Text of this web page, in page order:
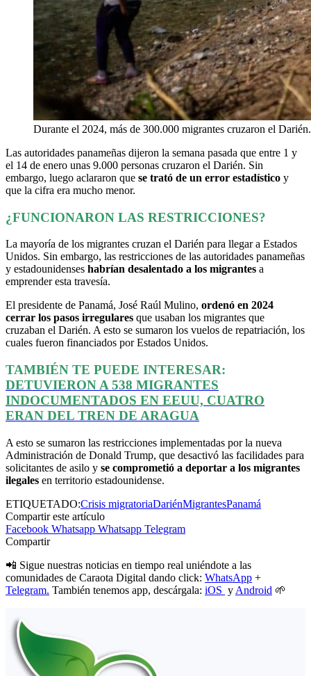
Durante el 2024, más de 300.000 migrantes cruzaron el
Las autoridades panameñas dijeron la semana pasada que entre 1 y
el 14 de enero unas 9.000 personas cruzaron el Darién. Sin
embargo, luego aclararon que se trató de un error estadístico y
que la cifra era mucho menor.
¿FUNCIONARON LAS RESTRICCIONES?
La mayoría de los migrantes cruzan el Darién para llegar a Estados
Unidos. Sin embargo, las restricciones de las autoridades panameñas
y estadounidenses habrían desalentado a los migrantes a
emprender esta travesía.
El presidente de Panamá, José Raúl Mulino, ordenó en 2024
cerrar los pasos irregulares que usaban los migrantes que
cruzaban el Darién. A esto se sumaron los vuelos de repatriación, los
cuales fueron financiados por Estados Unidos.
TAMBIÉN TE PUEDE INTERESAR:
DETUVIERON A 538 MIGRANTES
INDOCUMENTADOS EN EEUU, CUATRO
ERAN DEL TREN DE ARAGUA
A esto se sumaron las restricciones implementadas por la nueva
Administración de Donald Trump, que desactivó las facilidades para
solicitantes de asilo y se comprometió a deportar a los migrantes
ilegales en territorio estadounidense.
ETIQUETADO:Crisis migratoriaDariénMigrantesPanamá
Compartir este artículo
Facebook Whatsapp Whatsapp Telegram
Compartir
📲 Sigue nuestras noticias en tiempo real uniéndote a las
comunidades de Caraota Digital dando click: WhatsApp +
Telegram. También tenemos app, descárgala: iOS y Android 🌱